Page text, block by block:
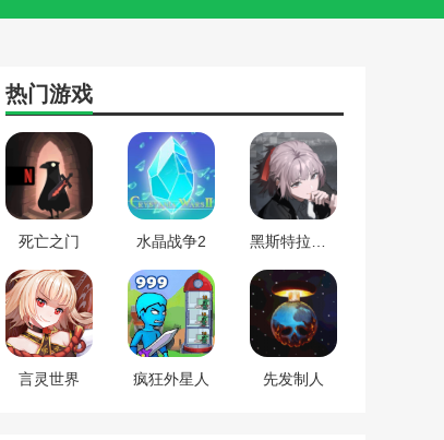
热门游戏
死亡之门 水晶战争2
言灵世界 疯狂外星人 先发制人